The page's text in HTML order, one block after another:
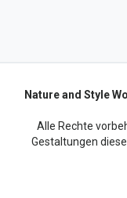
Nature and Style
Alle Rechte
Gestaltungen